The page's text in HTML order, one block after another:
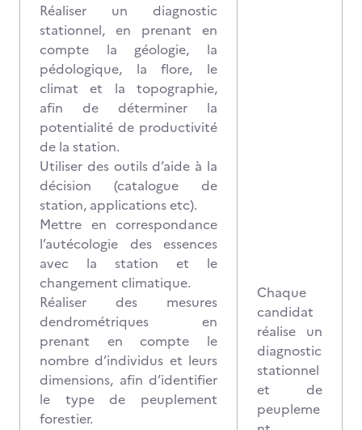
Réaliser un diagnostic
stationnel, en prenant en
compte la géologie, la
pédologique, la flore, le
climat et la topographie,
afin de déterminer la
potentialité de productivité
de la station.
Utiliser des outils d’aide à la
décision (catalogue de
station, applications etc).
Mettre en correspondance
l’autécologie des essences
avec la station et le
changement climatique.
Réaliser des mesures
dendrométriques en
prenant en compte le
nombre d’individus et leurs
dimensions, afin d’identifier
le type de peuplement
forestier.
Chaque
candidat
réalise un
diagnostic
stationnel
et de
peupleme